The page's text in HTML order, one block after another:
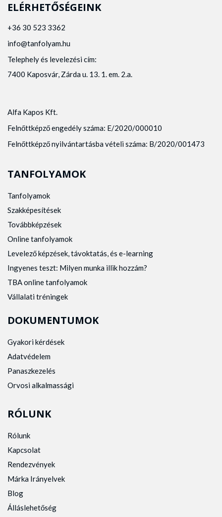
ELÉRHETŐSÉGEINK
+36 30 523 3362
info@tanfolyam.hu
Telephely és levelezési cím:
7400 Kaposvár, Zárda u. 13. 1. em. 2.a.
Alfa Kapos Kft.
Felnőttképző engedély száma: E/2020/000010
Felnőttképző nyilvántartásba vételi száma: B/2020/001473
TANFOLYAMOK
Tanfolyamok
Szakképesítések
Továbbképzések
Online tanfolyamok
Levelező képzések, távoktatás, és e-learning
Ingyenes teszt: Milyen munka illik hozzám?
TBA online tanfolyamok
Vállalati tréningek
DOKUMENTUMOK
Gyakori kérdések
Adatvédelem
Panaszkezelés
Orvosi alkalmassági
RÓLUNK
Rólunk
Kapcsolat
Rendezvények
Márka Irányelvek
Blog
Álláslehetőség